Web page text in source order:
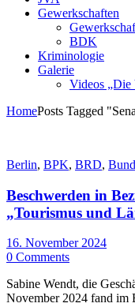
Gewerkschaften
BDK
Kriminologie
Galerie
Videos „Die
HomePosts Tagged
Berlin, BPK, BRD,
Beschwerden in
„Tourismus und
16. November 2024
0 Comments
Sabine Wendt, die
November 2024 fand im